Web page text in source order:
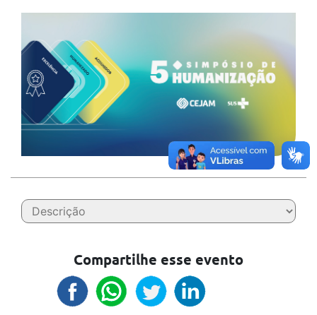
Compartilhe esse evento